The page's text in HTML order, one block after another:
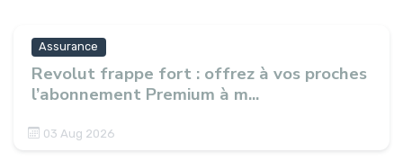
Assurance
Revolut frappe fort : offrez à vos proches
l’abonnement Premium à m...
03 Aug 2026